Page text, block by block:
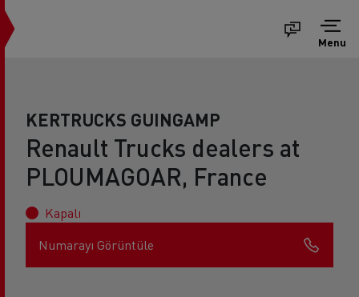
Menu
KERTRUCKS GUINGAMP
Renault Trucks dealers at
PLOUMAGOAR, France
Kapalı
Numarayı Görüntüle